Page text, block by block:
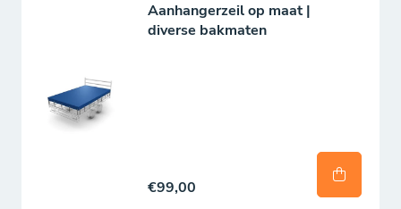
Aanhangerzeil op maat |
diverse bakmaten
€99,00